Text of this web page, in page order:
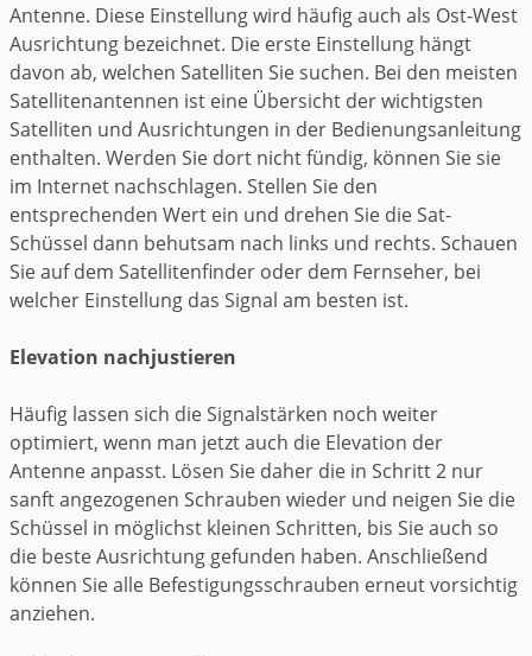
Antenne. Diese Einstellung wird häufig auch als Ost-West
Ausrichtung bezeichnet. Die erste Einstellung hängt
davon ab, welchen Satelliten Sie suchen. Bei den meisten
Satellitenantennen ist eine Übersicht der wichtigsten
Satelliten und Ausrichtungen in der Bedienungsanleitung
enthalten. Werden Sie dort nicht fündig, können Sie sie
im Internet nachschlagen. Stellen Sie den
entsprechenden Wert ein und drehen Sie die Sat-
Schüssel dann behutsam nach links und rechts. Schauen
Sie auf dem Satellitenfinder oder dem Fernseher, bei
welcher Einstellung das Signal am besten ist.
Elevation nachjustieren
Häufig lassen sich die Signalstärken noch weiter
optimiert, wenn man jetzt auch die Elevation der
Antenne anpasst. Lösen Sie daher die in Schritt 2 nur
sanft angezogenen Schrauben wieder und neigen Sie die
Schüssel in möglichst kleinen Schritten, bis Sie auch so
die beste Ausrichtung gefunden haben. Anschließend
können Sie alle Befestigungsschrauben erneut vorsichtig
anziehen.